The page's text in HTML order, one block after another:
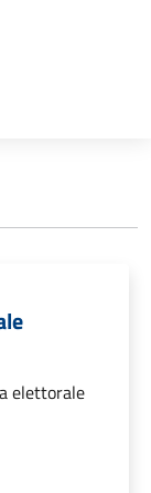
elettorale